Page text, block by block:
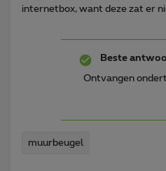
internetbox, want deze zat er
Beste
Ontvangen
muurbeugel